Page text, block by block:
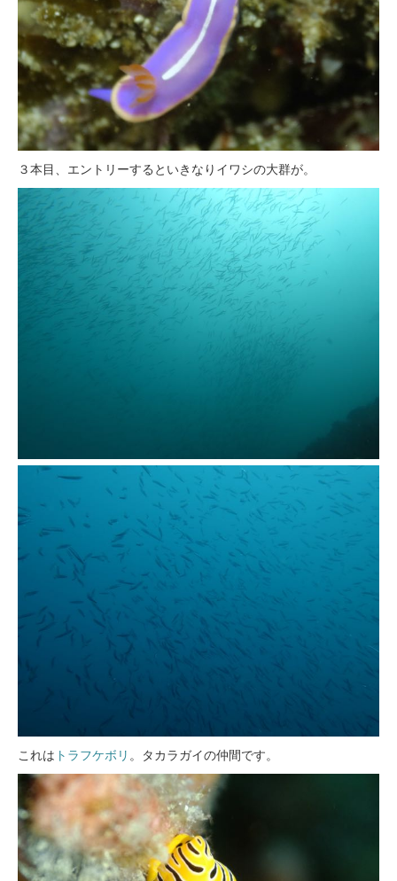
３本目、エントリーするといきなりイワシの大群が。
これは トラフケボリ 。タカラガイの仲間です。